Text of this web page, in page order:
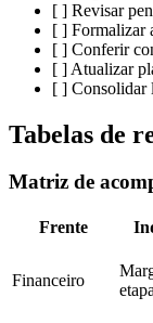
[ ] Revisar
[ ] Formalizar
[ ] Conferir
[ ] Atualizar
[ ] Consolidar
Tabelas de
Matriz de
Frente
Financeiro
etapa